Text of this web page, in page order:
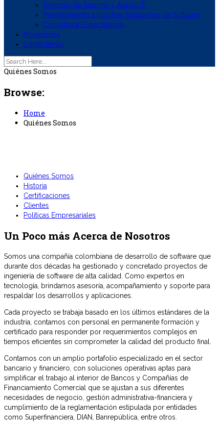
Servicios de Soporte y Apoyo TI
Mantenimiento a nuestras Soluciones de Software
Consultoría Especializada
Novedades
Contáctenos
Quiénes Somos
Browse:
Home
Quiénes Somos
Quiénes Somos
Historia
Certificaciones
Clientes
Políticas Empresariales
Un Poco más Acerca de Nosotros
Somos una compañía colombiana de desarrollo de software que
durante dos décadas ha gestionado y concretado proyectos de
ingeniería de software de alta calidad. Como expertos en
tecnología, brindamos asesoría, acompañamiento y soporte para
respaldar los desarrollos y aplicaciones.
Cada proyecto se trabaja basado en los últimos estándares de la
industria, contamos con personal en permanente formación y
certificado para responder por requerimientos complejos en
tiempos eficientes sin comprometer la calidad del producto final.
Contamos con un amplio portafolio especializado en el sector
bancario y financiero, con soluciones operativas aptas para
simplificar el trabajo al interior de Bancos y Compañías de
Financiamiento Comercial que se ajustan a sus diferentes
necesidades de negocio, gestión administrativa-financiera y
cumplimiento de la reglamentación estipulada por entidades
como Superfinanciera, DIAN, Banrepública, entre otros.